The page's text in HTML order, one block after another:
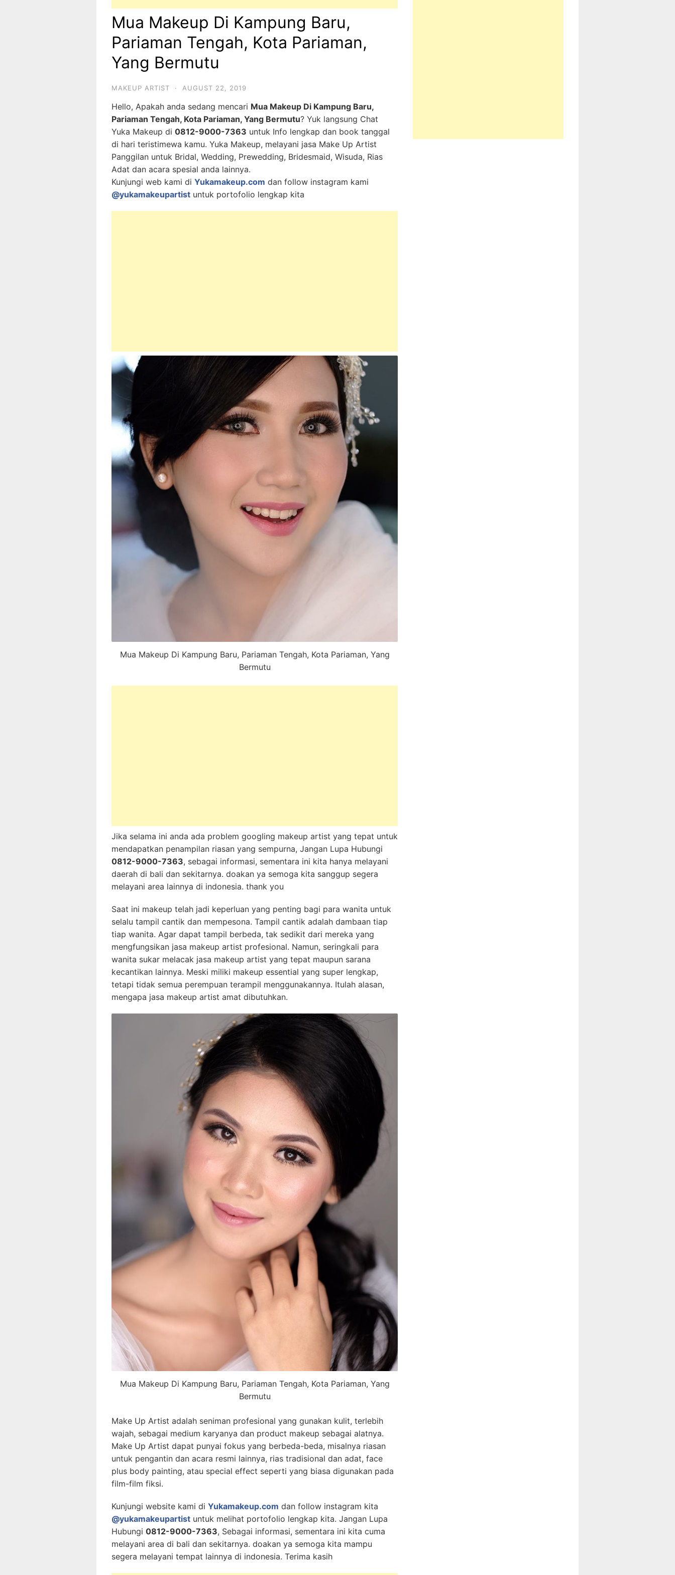
Mua Makeup Di Kampung Baru,
Pariaman Tengah, Kota Pariaman,
Yang Bermutu
MAKEUP ARTIST · AUGUST 22, 2019
Hello, Apakah anda sedang mencari Mua Makeup Di Kampung Baru,
Pariaman Tengah, Kota Pariaman, Yang Bermutu? Yuk langsung Chat
Yuka Makeup di 0812-9000-7363 untuk Info lengkap dan book tanggal
di hari teristimewa kamu. Yuka Makeup, melayani jasa Make Up Artist
Panggilan untuk Bridal, Wedding, Prewedding, Bridesmaid, Wisuda, Rias
Adat dan acara spesial anda lainnya.
Kunjungi web kami di Yukamakeup.com dan follow instagram kami
@yukamakeupartist untuk portofolio lengkap kita
Mua Makeup Di Kampung Baru, Pariaman Tengah, Kota Pariaman, Yang
Bermutu
Jika selama ini anda ada problem googling makeup artist yang tepat untuk
mendapatkan penampilan riasan yang sempurna, Jangan Lupa Hubungi
0812-9000-7363, sebagai informasi, sementara ini kita hanya melayani
daerah di bali dan sekitarnya. doakan ya semoga kita sanggup segera
melayani area lainnya di indonesia. thank you
Saat ini makeup telah jadi keperluan yang penting bagi para wanita untuk
selalu tampil cantik dan mempesona. Tampil cantik adalah dambaan tiap
tiap wanita. Agar dapat tampil berbeda, tak sedikit dari mereka yang
mengfungsikan jasa makeup artist profesional. Namun, seringkali para
wanita sukar melacak jasa makeup artist yang tepat maupun sarana
kecantikan lainnya. Meski miliki makeup essential yang super lengkap,
tetapi tidak semua perempuan terampil menggunakannya. Itulah alasan,
mengapa jasa makeup artist amat dibutuhkan.
Mua Makeup Di Kampung Baru, Pariaman Tengah, Kota Pariaman, Yang
Bermutu
Make Up Artist adalah seniman profesional yang gunakan kulit, terlebih
wajah, sebagai medium karyanya dan product makeup sebagai alatnya.
Make Up Artist dapat punyai fokus yang berbeda-beda, misalnya riasan
untuk pengantin dan acara resmi lainnya, rias tradisional dan adat, face
plus body painting, atau special effect seperti yang biasa digunakan pada
film-film fiksi.
Kunjungi website kami di Yukamakeup.com dan follow instagram kita
@yukamakeupartist untuk melihat portofolio lengkap kita. Jangan Lupa
Hubungi 0812-9000-7363, Sebagai informasi, sementara ini kita cuma
melayani area di bali dan sekitarnya. doakan ya semoga kita mampu
segera melayani tempat lainnya di indonesia. Terima kasih